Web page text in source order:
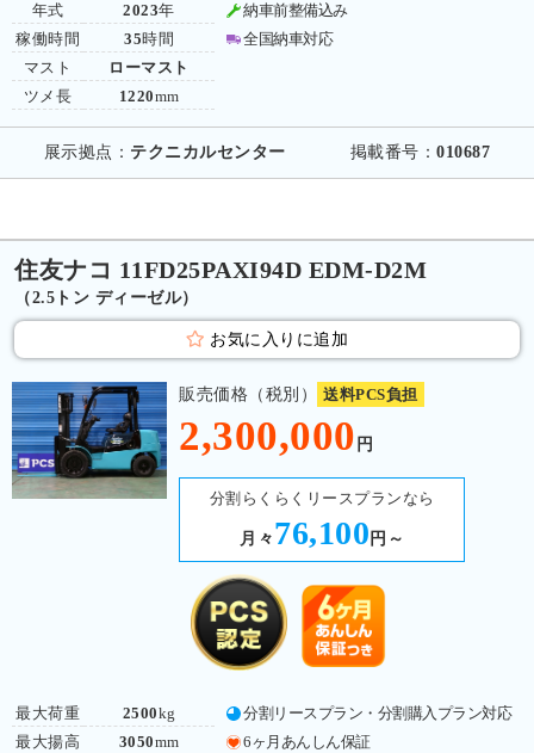
年式
稼働時間
マスト
ツメ長
2023年
35時間
ローマスト
1220mm
納車前整備込み
全国納車対応
展示拠点： テクニカルセンター 掲載番号：010687
住友ナコ 11FD25PAXI94D EDM-D2M
（2.5トン ディーゼル）
お気に入りに追加
販売価格（税別） 送料PCS負担
2,300,000 円
分割らくらくリースプランなら
月々 76,100 円～
最大荷重
最大揚高
2500kg
3050mm
分割リースプラン・分割購入プラン対応
6ヶ月あんしん保証